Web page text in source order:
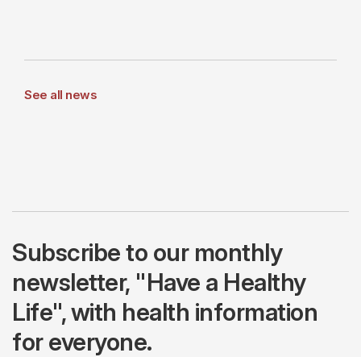
See all news
Subscribe to our monthly
newsletter, "Have a Healthy
Life", with health information
for everyone.